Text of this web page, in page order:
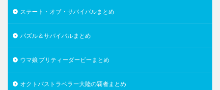
ステート・オブ・サバイバルまとめ
パズル＆サバイバルまとめ
ウマ娘 プリティーダービーまとめ
オクトパストラベラー大陸の覇者まとめ